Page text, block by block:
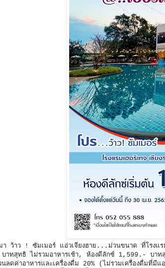
า ว้าว ! ซัมเมอร์ แอ่วเจียงฮาย...ม่วนขนาด ที่โรงแ
ทสุทธิ ไม่รวมอาหารเช้า, ห้องดีลักซ์ 1,599.- บาท
นลดค่าอาหารและเครื่องดื่ม 20% (ไม่รวมเครื่องดื่ม